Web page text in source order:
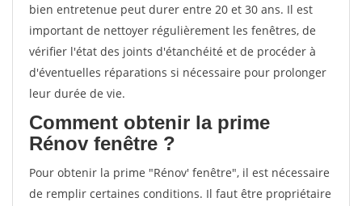
bien entretenue peut durer entre 20 et 30 ans. Il est
important de nettoyer régulièrement les fenêtres, de
vérifier l'état des joints d'étanchéité et de procéder à
d'éventuelles réparations si nécessaire pour prolonger
leur durée de vie.
Comment obtenir la prime
Rénov fenêtre ?
Pour obtenir la prime "Rénov' fenêtre", il est nécessaire
de remplir certaines conditions. Il faut être propriétaire